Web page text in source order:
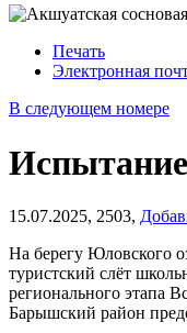
Печать
Электронная
В следующем номере
15.07.2025, 2503,
На берегу Юловского
туристский слёт
регионального этапа
Барышский район